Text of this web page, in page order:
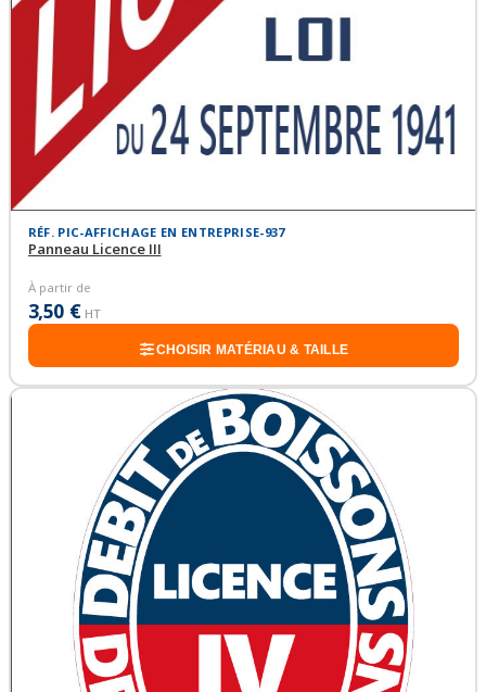
RÉF. PIC-AFFICHAGE EN ENTREPRISE-937
Panneau Licence III
À partir de
3,50 € HT
CHOISIR MATÉRIAU & TAILLE